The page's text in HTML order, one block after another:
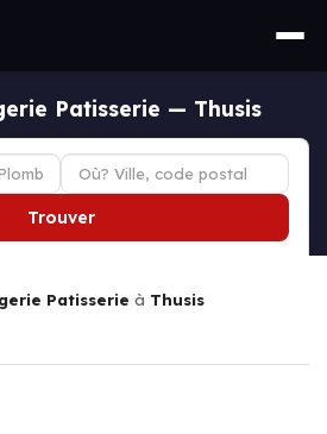
Patisserie — Thusis
Trouver
Patisserie à Thusis